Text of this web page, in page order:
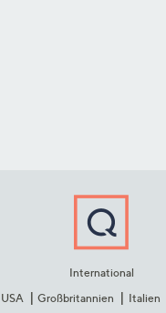
International
USA
Großbritannien Italien